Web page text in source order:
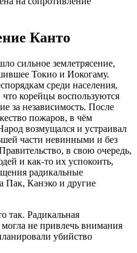
Канто
сильное землетрясение,
Токио и Иокогаму.
среди населения,
корейцы воспользуются
за независимость. После
пожаров, в чём
возмущался и устраивал
части невинными и без
в свою очередь,
и как-то их успокоить,
радикальные
Пак, Канэко и другие
так. Радикальная
могла не привлечь внимания
убийство